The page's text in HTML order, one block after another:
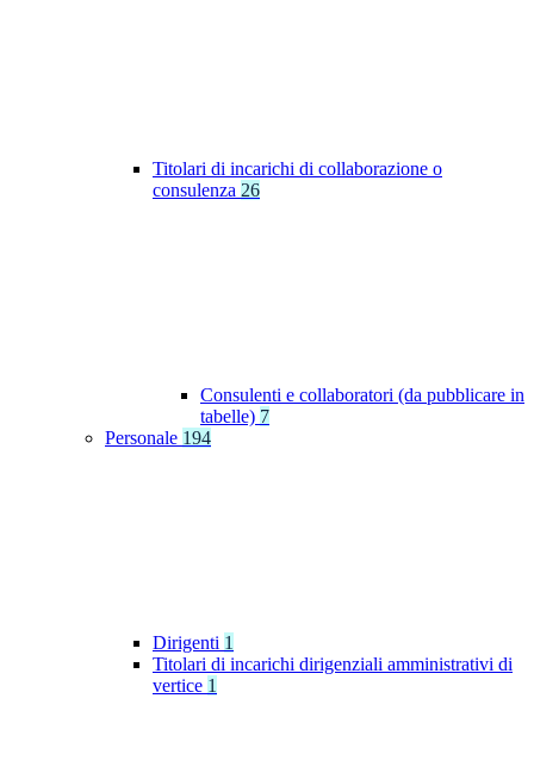
Titolari di incarichi di collaborazione o
consulenza 26
Consulenti e collaboratori (da pubblicare in
tabelle) 7
Personale 194
Dirigenti 1
Titolari di incarichi dirigenziali amministrativi di
vertice 1